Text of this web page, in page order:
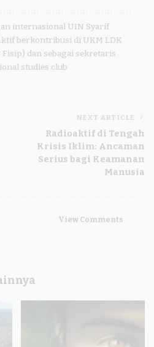
internasional UIN Syarif
berkontribusi di UKM LDK
Fisip) dan sebagai sekretaris
studies club
NEXT ARTICLE
Radioaktif di Tengah
Krisis Iklim: Ancaman
Serius bagi Keamanan
Manusia
View Comments